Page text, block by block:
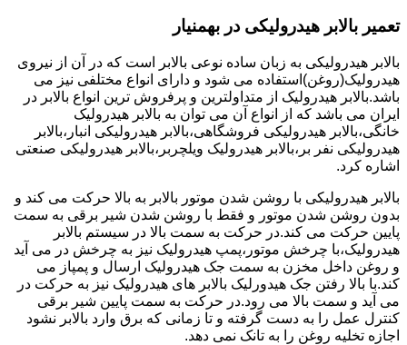
تعمیر بالابر هیدرولیکی در بهمنیار
بالابر هیدرولیکی به زبان ساده نوعی بالابر است که در آن از نیروی
هیدرولیک(روغن)استفاده می شود و دارای انواع مختلفی نیز می
باشد.بالابر هیدرولیک از متداولترین و پرفروش ترین انواع بالابر در
ایران می باشد که از انواع آن می توان به بالابر هیدرولیک
خانگی،بالابر هیدرولیکی فروشگاهی،بالابر هیدرولیکی انبار،بالابر
هیدرولیکی نفر بر،بالابر هیدرولیک ویلچربر،بالابر هیدرولیکی صنعتی
اشاره کرد.
بالابر هیدرولیکی با روشن شدن موتور بالابر به بالا حرکت می کند و
بدون روشن شدن موتور و فقط با روشن شدن شیر برقی به سمت
پایین حرکت می کند.در حرکت به سمت بالا در سیستم بالابر
هیدرولیک،با چرخش موتور،پمپ هیدرولیک نیز به چرخش در می آید
و روغن داخل مخزن به سمت جک هیدرولیک ارسال و پمپاز می
کند.با بالا رفتن جک هیدورلیک بالابر های هیدرولیک نیز به حرکت در
می آید و سمت بالا می رود.در حرکت به سمت پایین شیر برقی
کنترل عمل را به دست گرفته و تا زمانی که برق وارد بالابر نشود
اجازه تخلیه روغن را به تانک نمی دهد.